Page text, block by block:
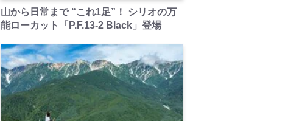
山から日常まで “これ1足”！ シリオの万
能ローカット「P.F.13-2 Black」登場